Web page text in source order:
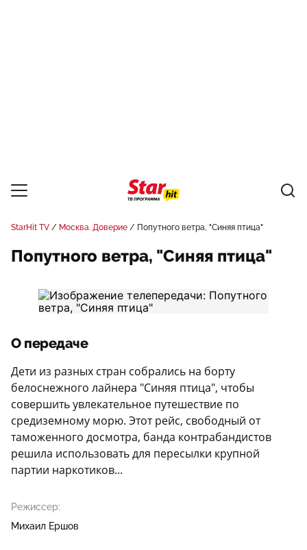
StarHit TV Москва. Доверие Попутного ветра, "Синяя птица"
Попутного ветра, "Синяя птица"
О передаче
Дети из разных стран собрались на борту
белоснежного лайнера "Синяя птица", чтобы
совершить увлекательное путешествие по
средиземному морю. Этот рейс, свободный от
таможенного досмотра, банда контрабандистов
решила использовать для пересылки крупной
партии наркотиков...
Режиссер:
Михаил Ершов